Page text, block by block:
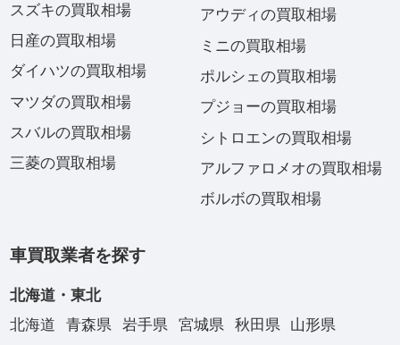
スズキの買取相場
日産の買取相場
ダイハツの買取相場
マツダの買取相場
スバルの買取相場
三菱の買取相場
アウディの買取相場
ミニの買取相場
ポルシェの買取相場
プジョーの買取相場
シトロエンの買取相場
アルファロメオの買取相場
ボルボの買取相場
車買取業者を探す
北海道・東北
北海道
青森県 岩手県 宮城県 秋田県
山形県